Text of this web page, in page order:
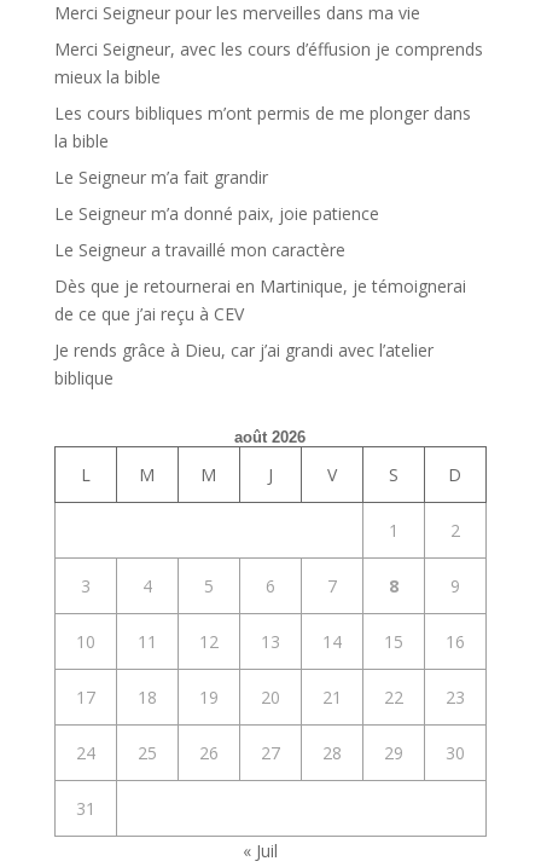
Merci Seigneur pour les merveilles dans ma vie
Merci Seigneur, avec les cours d’éffusion je comprends
mieux la bible
Les cours bibliques m’ont permis de me plonger dans
la bible
Le Seigneur m’a fait grandir
Le Seigneur m’a donné paix, joie patience
Le Seigneur a travaillé mon caractère
Dès que je retournerai en Martinique, je témoignerai
de ce que j’ai reçu à CEV
Je rends grâce à Dieu, car j’ai grandi avec l’atelier
biblique
août 2026
L M M J V S D
1 2
3 4 5 6 7 8 9
10 11 12 13 14 15 16
17 18 19 20 21 22 23
24 25 26 27 28 29 30
31
« Juil